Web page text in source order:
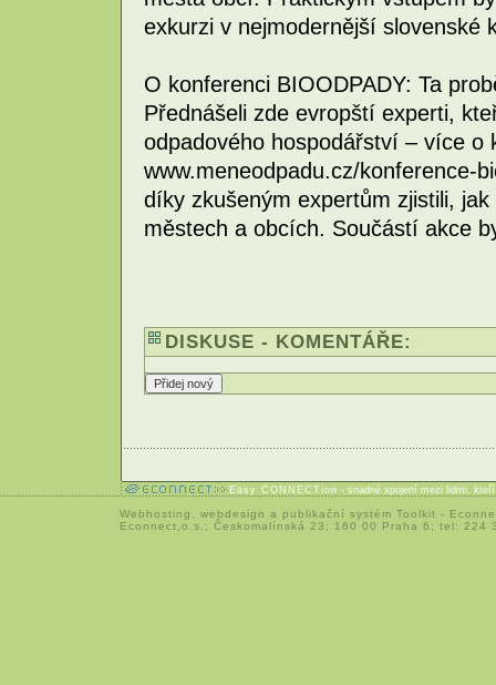
exkurzi v nejmodernější slovenské
O konferenci BIOODPADY: Ta
Přednášeli zde evropští experti,
odpadového hospodářství – více o
www.meneodpadu.cz/konference-
díky zkušeným expertům zjistili,
městech a obcích. Součástí akce
DISKUSE - KOMENTÁŘE:
Easy CONNECTion - snadné spojení mezi lidmi,
Webhosting webdesign a publikační systém Toolkit -
Econnect,o.s.; Českomalínská 23; 160 00 Praha 6; tel: 224